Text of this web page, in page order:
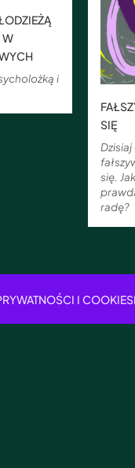
W
i
SIĘ
się.
radę?
I COOKIES